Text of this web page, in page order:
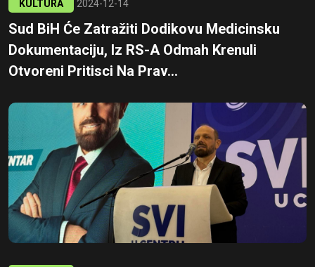
KULTURA 2024-12-14
Sud BiH Će Zatražiti Dodikovu Medicinsku
Dokumentaciju, Iz RS-A Odmah Krenuli
Otvoreni Pritisci Na Prav...